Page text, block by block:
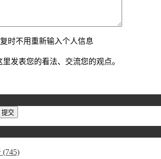
时不用重新输入个人信息
发表您的看法、交流您的观点。
(745)